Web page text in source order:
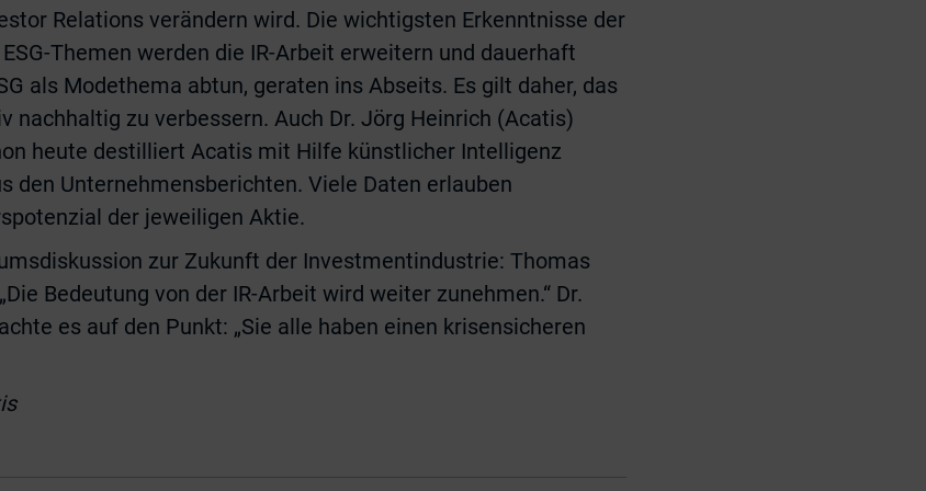
Relations verändern wird. Die wichtigsten Erkenntnisse der
Themen werden die IR-Arbeit erweitern und dauerhaft
als Modethema abtun, geraten ins Abseits. Es gilt daher, das
nachhaltig zu verbessern. Auch Dr. Jörg Heinrich (Acatis)
heute destilliert Acatis mit Hilfe künstlicher Intelligenz
den Unternehmensberichten. Viele Daten erlauben
der jeweiligen Aktie.
zur Zukunft der Investmentindustrie: Thomas
Bedeutung von der IR-Arbeit wird weiter zunehmen.“ Dr.
es auf den Punkt: „Sie alle haben einen krisensicheren